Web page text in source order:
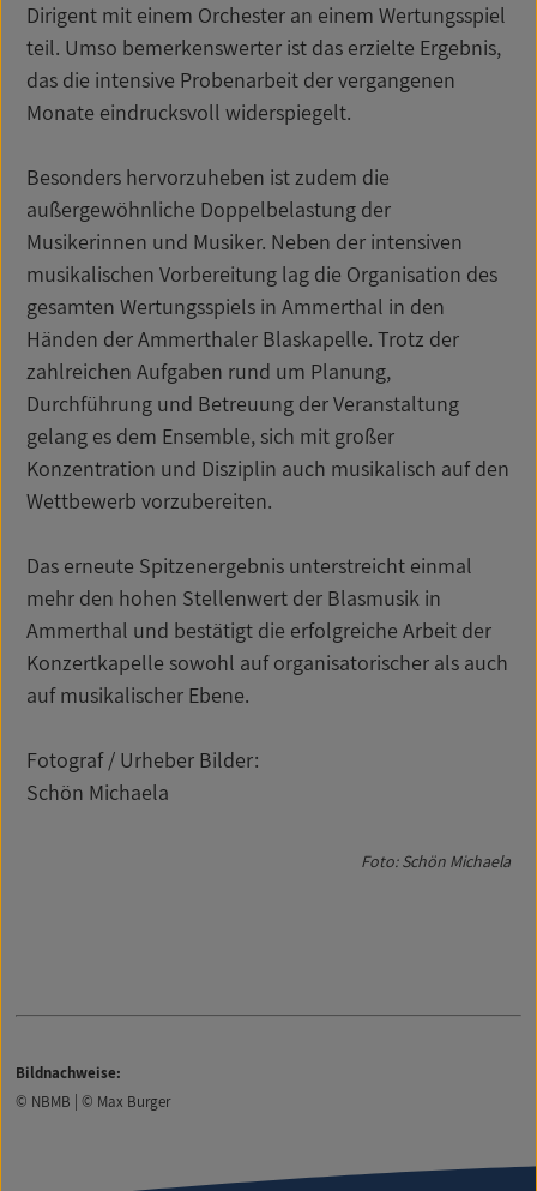
Dirigent mit einem Orchester an einem Wertungsspiel
teil. Umso bemerkenswerter ist das erzielte Ergebnis,
das die intensive Probenarbeit der vergangenen
Monate eindrucksvoll widerspiegelt.
Besonders hervorzuheben ist zudem die
außergewöhnliche Doppelbelastung der
Musikerinnen und Musiker. Neben der intensiven
musikalischen Vorbereitung lag die Organisation des
gesamten Wertungsspiels in Ammerthal in den
Händen der Ammerthaler Blaskapelle. Trotz der
zahlreichen Aufgaben rund um Planung,
Durchführung und Betreuung der Veranstaltung
gelang es dem Ensemble, sich mit großer
Konzentration und Disziplin auch musikalisch auf den
Wettbewerb vorzubereiten.
Das erneute Spitzenergebnis unterstreicht einmal
mehr den hohen Stellenwert der Blasmusik in
Ammerthal und bestätigt die erfolgreiche Arbeit der
Konzertkapelle sowohl auf organisatorischer als auch
auf musikalischer Ebene.
Fotograf / Urheber Bilder:
Schön Michaela
Foto: Schön Michaela
Bildnachweise:
© NBMB | © Max Burger